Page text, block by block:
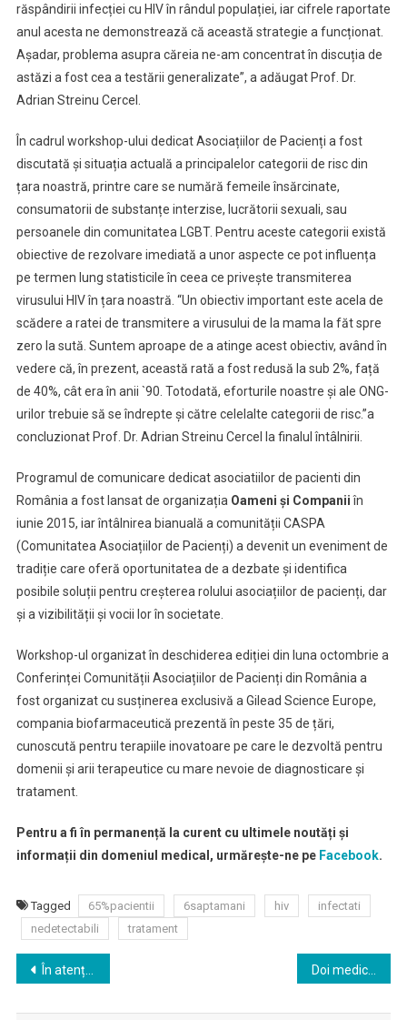
răspândirii infecției cu HIV în rândul populației, iar cifrele raportate
anul acesta ne demonstrează că această strategie a funcționat.
Așadar, problema asupra căreia ne-am concentrat în discuția de
astăzi a fost cea a testării generalizate”, a adăugat Prof. Dr.
Adrian Streinu Cercel.
În cadrul workshop-ului dedicat Asociațiilor de Pacienți a fost
discutată și situația actuală a principalelor categorii de risc din
țara noastră, printre care se numără femeile însărcinate,
consumatorii de substanțe interzise, lucrătorii sexuali, sau
persoanele din comunitatea LGBT. Pentru aceste categorii există
obiective de rezolvare imediată a unor aspecte ce pot influența
pe termen lung statisticile în ceea ce privește transmiterea
virusului HIV în țara noastră. “Un obiectiv important este acela de
scădere a ratei de transmitere a virusului de la mama la făt spre
zero la sută. Suntem aproape de a atinge acest obiectiv, având în
vedere că, în prezent, această rată a fost redusă la sub 2%, față
de 40%, cât era în anii `90. Totodată, eforturile noastre și ale ONG-
urilor trebuie să se îndrepte și către celelalte categorii de risc.”a
concluzionat Prof. Dr. Adrian Streinu Cercel la finalul întâlnirii.
Programul de comunicare dedicat asociatiilor de pacienti din
România a fost lansat de organizația Oameni şi Companiiîn
iunie 2015, iar întâlnirea bianuală a comunității CASPA
(Comunitatea Asociațiilor de Pacienți) a devenit un eveniment de
tradiție care oferă oportunitatea de a dezbate și identifica
posibile soluții pentru creșterea rolului asociațiilor de pacienți, dar
și a vizibilității și vocii lor în societate.
Workshop-ul organizat în deschiderea ediției din luna octombrie a
Conferinței Comunității Asociațiilor de Pacienți din România a
fost organizat cu susținerea exclusivă a Gilead Science Europe,
compania biofarmaceutică prezentă în peste 35 de țări,
cunoscută pentru terapiile inovatoare pe care le dezvoltă pentru
domenii și arii terapeutice cu mare nevoie de diagnosticare și
tratament.
Pentru a fi în permanență la curent cu ultimele noutăți și
informații din domeniul medical, urmărește-ne pe Facebook.
Tagged 65%pacientii 6saptamani hiv
infectati
nedetectabili
tratament
Navigare
în
În atenția furnizorilor de servicii medicale, medicamente și dispozitive medicale aflați în relație contractuală cu CASMB